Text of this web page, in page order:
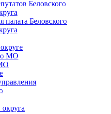
Беловского
палата Беловского
МО